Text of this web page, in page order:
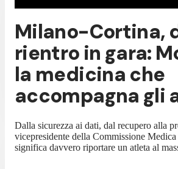
Milano-Cortina,
rientro in gara:
la medicina che
accompagna gli
Dalla sicurezza ai dati, dal recupero alla
vicepresidente della Commissione
significa davvero riportare un atleta al